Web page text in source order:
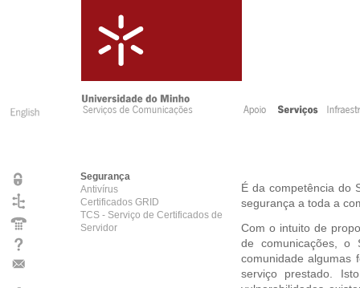
Segurança
Antivírus
Certificados GRID
TCS - Serviço de Certificados de
Servidor
É da competência do
segurança a toda a
Com o intuito de
de comunicações, o
comunidade algumas
serviço prestado.